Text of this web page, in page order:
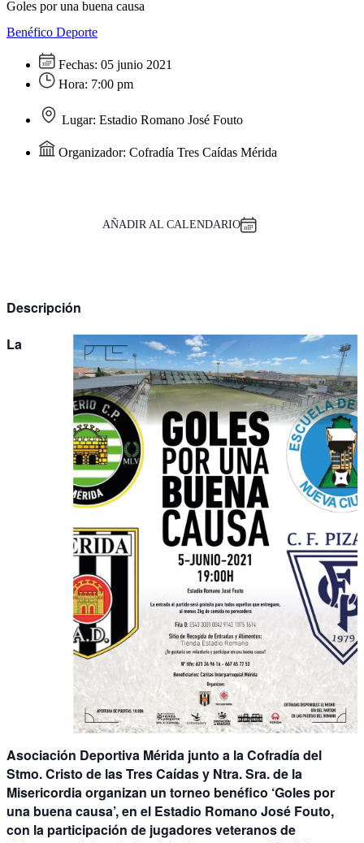
Goles por una buena causa
Benéfico Deporte
Fechas: 05 junio 2021
Hora: 7:00 pm
Lugar: Estadio Romano José Fouto
Organizador: Cofradía Tres Caídas Mérida
AÑADIR AL CALENDARIO
Descripción
La
Asociación Deportiva Mérida junto a la Cofradía del
Stmo. Cristo de las Tres Caídas y Ntra. Sra. de la
Misericordia organizan un torneo benéfico ‘Goles por
una buena causa’, en el Estadio Romano José Fouto,
con la participación de jugadores veteranos de